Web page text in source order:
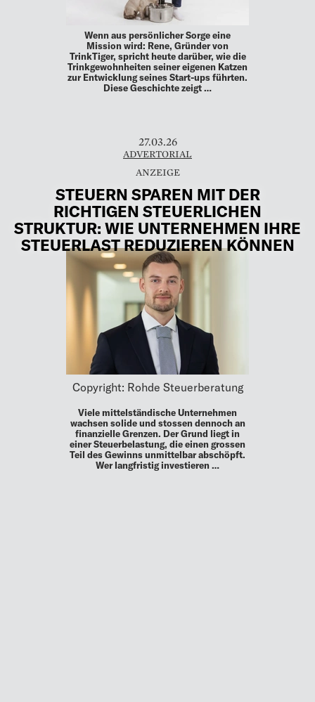
Wenn aus persönlicher Sorge eine
Mission wird: Rene, Gründer von
TrinkTiger, spricht heute darüber, wie die
Trinkgewohnheiten seiner eigenen Katzen
zur Entwicklung seines Start-ups führten.
Diese Geschichte zeigt …
27.03.26
ADVERTORIAL
STEUERN SPAREN MIT DER
RICHTIGEN STEUERLICHEN
STRUKTUR: WIE UNTERNEHMEN IHRE
STEUERLAST REDUZIEREN KÖNNEN
Copyright: Rohde Steuerberatung
Viele mittelständische Unternehmen
wachsen solide und stossen dennoch an
finanzielle Grenzen. Der Grund liegt in
einer Steuerbelastung, die einen grossen
Teil des Gewinns unmittelbar abschöpft.
Wer langfristig investieren …